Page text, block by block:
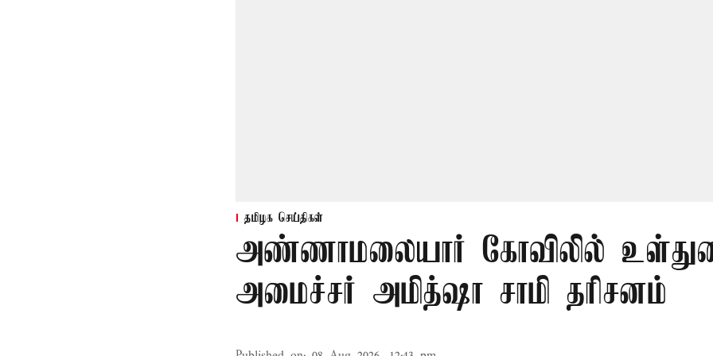
தமிழக செய்திகள்
அண்ணாமலையார் கோவிலில்
அமைச்சர் அமித்ஷா சாமி தரிசனம்